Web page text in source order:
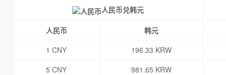
人民币兑韩元
人民币
韩元
1 CNY
196.33 KRW
5 CNY
981.65 KRW